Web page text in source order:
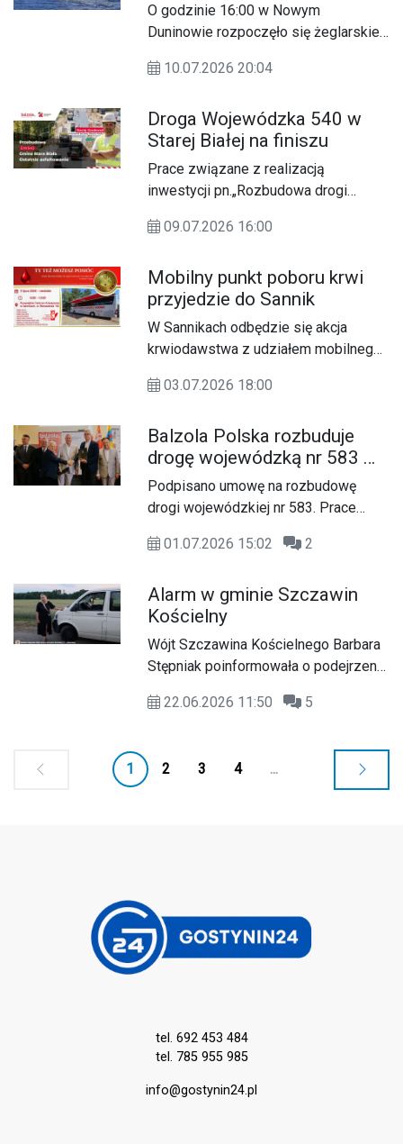
O godzinie 16:00 w Nowym
Duninowie rozpoczęło się żeglarskie
z rodzinną rozrywką. Pierwszy dzień
weekend koncertów, animacji i
zapowiedzi regatowej rywalizacji na
wodzie.
10.07.2026 20:04
Droga Wojewódzka 540 w
Starej Białej na finiszu
Prace związane z realizacją
inwestycji pn.„Rozbudowa drogi
km 6+435 do km 8+310 na terenie
województwo mazowieckie”
wkroczyły w decydującą fazę.
09.07.2026 16:00
Mobilny punkt poboru krwi
przyjedzie do Sannik
W Sannikach odbędzie się akcja
krwiodawstwa z udziałem mobilnego
zachęcają mieszkańców do udziału,
może realnie pomóc potrzebującym.
03.07.2026 18:00
Balzola Polska rozbuduje
drogę wojewódzką nr 583 w
gminie Pacyna
Podpisano umowę na rozbudowę
drogi wojewódzkiej nr 583. Prace
województwa łódzkiego do
01.07.2026 15:02 2
Alarm w gminie Szczawin
Kościelny
Wójt Szczawina Kościelnego Barbara
Stępniak poinformowała o podejrzeniu
przekazała, ktoś zamknął kilka zasuw
dostęp do wody dla znacznej części
mieszkańców.
22.06.2026 11:50 5
1 2 3 4 ...
tel. 692 453 484
tel. 785 955 985
info@gostynin24.pl